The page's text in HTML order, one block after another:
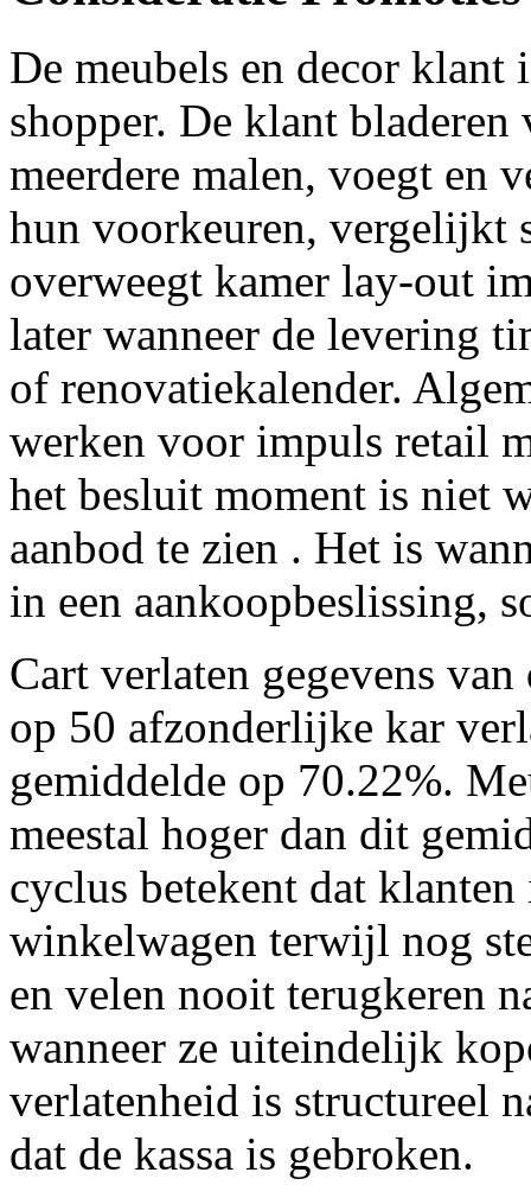
De meubels en decor klant
shopper. De klant bladeren
meerdere malen, voegt en
hun voorkeuren, vergelijkt
overweegt kamer lay-out
later wanneer de levering
of renovatiekalender.
werken voor impuls retail
het besluit moment is niet
aanbod te zien . Het is
in een aankoopbeslissing,
Cart verlaten gegevens
op 50 afzonderlijke kar
gemiddelde op 70.22%.
meestal hoger dan dit
cyclus betekent dat klanten
winkelwagen terwijl nog
en velen nooit terugkeren
wanneer ze uiteindelijk
verlatenheid is structureel
dat de kassa is gebroken.